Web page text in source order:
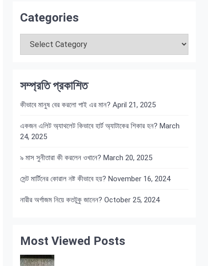
Categories
সম্প্রতি প্রকাশিত
কীভাবে মানুষ বের করলো পাই এর মান? April 21, 2025
একজন এলিট অ্যাথলেট কিভাবে হার্ট অ্যাটাকের শিকার হন? March
24, 2025
৯ মাস সুনীতারা কী করলেন ওখানে? March 20, 2025
সেন্ট মার্টিনের কোরাল নষ্ট কীভাবে হয়? November 16, 2024
নারীর অর্গাজম নিয়ে কতটুকু জানেন? October 25, 2024
Most Viewed Posts